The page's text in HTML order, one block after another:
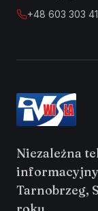
+48 603 303
Niezależna
Tarnobrzeg,